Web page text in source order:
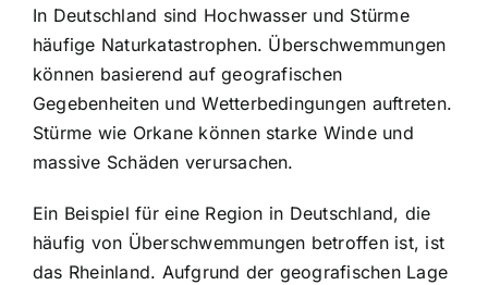
In Deutschland sind Hochwasser und Stürme
häufige Naturkatastrophen. Überschwemmungen
können basierend auf geografischen
Gegebenheiten und Wetterbedingungen auftreten.
Stürme wie Orkane können starke Winde und
massive Schäden verursachen.
Ein Beispiel für eine Region in Deutschland, die
häufig von Überschwemmungen betroffen ist, ist
das Rheinland. Aufgrund der geografischen Lage